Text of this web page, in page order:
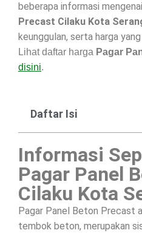
beberapa informasi mengenai
Precast Cilaku Kota
keunggulan, serta harga
Lihat daftar harga Pagar
disini.
Daftar Isi
Informasi
Pagar Panel
Cilaku Kota
Pagar Panel Beton Precast
tembok beton, merupakan